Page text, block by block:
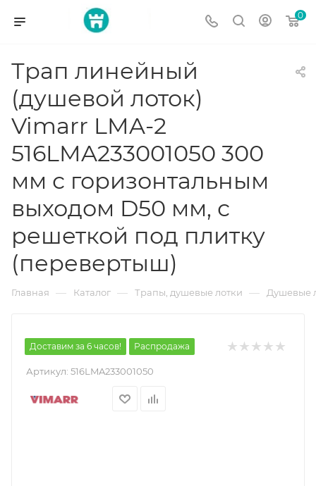
0
Трап линейный
(душевой лоток)
Vimarr LMA-2
516LMA233001050 300
мм с горизонтальным
выходом D50 мм, с
решеткой под плитку
(перевертыш)
Главная — Каталог — Трапы, душевые лотки — Душевые
Доставим за 6 часов! Распродажа
Артикул: 516LMA233001050